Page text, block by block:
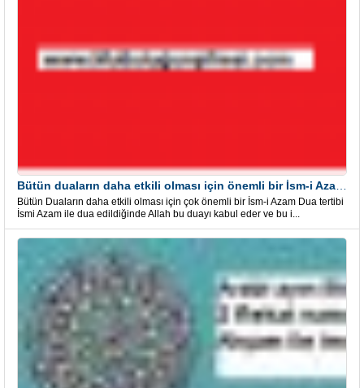
Bütün Duaların daha etkili olması için çok önemli bir İsm-i Azam Dua tertibi
İsmi Azam ile dua edildiğinde Allah bu duayı kabul eder ve bu i...